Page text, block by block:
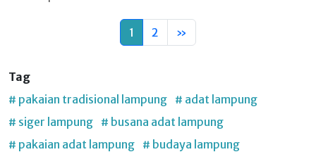
1 2 »
Tag
# pakaian tradisional lampung # adat lampung
# siger lampung # busana adat lampung
# pakaian adat lampung # budaya lampung